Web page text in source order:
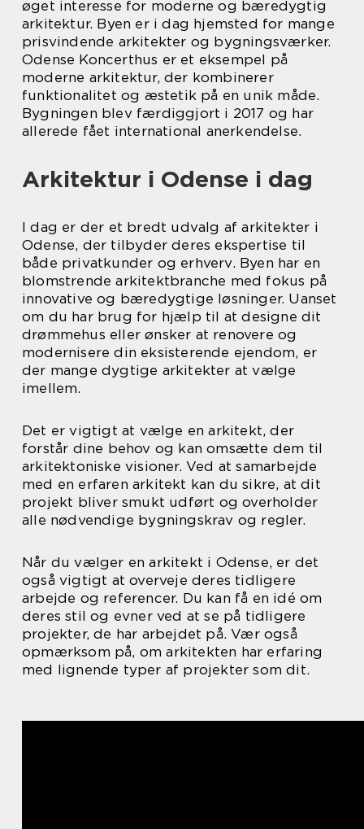
øget interesse for moderne og bæredygtig
arkitektur. Byen er i dag hjemsted for mange
prisvindende arkitekter og bygningsværker.
Odense Koncerthus er et eksempel på
moderne arkitektur, der kombinerer
funktionalitet og æstetik på en unik måde.
Bygningen blev færdiggjort i 2017 og har
allerede fået international anerkendelse.
Arkitektur i Odense i dag
I dag er der et bredt udvalg af arkitekter i
Odense, der tilbyder deres ekspertise til
både privatkunder og erhverv. Byen har en
blomstrende arkitektbranche med fokus på
innovative og bæredygtige løsninger. Uanset
om du har brug for hjælp til at designe dit
drømmehus eller ønsker at renovere og
modernisere din eksisterende ejendom, er
der mange dygtige arkitekter at vælge
imellem.
Det er vigtigt at vælge en arkitekt, der
forstår dine behov og kan omsætte dem til
arkitektoniske visioner. Ved at samarbejde
med en erfaren arkitekt kan du sikre, at dit
projekt bliver smukt udført og overholder
alle nødvendige bygningskrav og regler.
Når du vælger en arkitekt i Odense, er det
også vigtigt at overveje deres tidligere
arbejde og referencer. Du kan få en idé om
deres stil og evner ved at se på tidligere
projekter, de har arbejdet på. Vær også
opmærksom på, om arkitekten har erfaring
med lignende typer af projekter som dit.